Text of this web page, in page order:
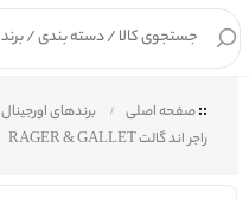
صفحه اصلی
برندهای اورجینال
راجر اند گالت RAGER & GALLET